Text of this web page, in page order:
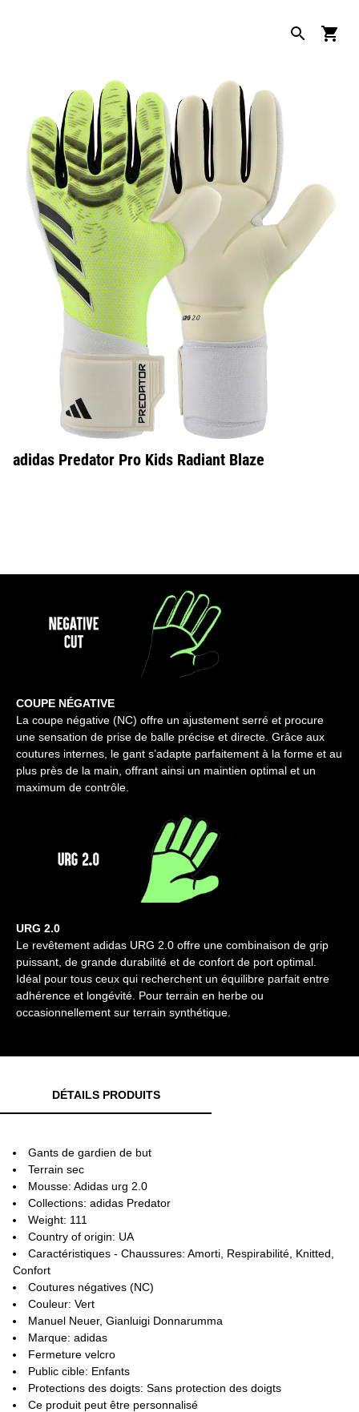
adidas Predator Pro Kids Radiant Blaze
COUPE NÉGATIVE
La coupe négative (NC) offre un ajustement serré et procure
une sensation de prise de balle précise et directe. Grâce aux
coutures internes, le gant s’adapte parfaitement à la forme et au
plus près de la main, offrant ainsi un maintien optimal et un
maximum de contrôle.
URG 2.0
Le revêtement adidas URG 2.0 offre une combinaison de grip
puissant, de grande durabilité et de confort de port optimal.
Idéal pour tous ceux qui recherchent un équilibre parfait entre
adhérence et longévité. Pour terrain en herbe ou
occasionnellement sur terrain synthétique.
DÉTAILS PRODUITS
Gants de gardien de but
Terrain sec
Mousse: Adidas urg 2.0
Collections: adidas Predator
Weight: 111
Country of origin: UA
Caractéristiques - Chaussures: Amorti, Respirabilité, Knitted,
Confort
Coutures négatives (NC)
Couleur: Vert
Manuel Neuer, Gianluigi Donnarumma
Marque: adidas
Fermeture velcro
Public cible: Enfants
Protections des doigts: Sans protection des doigts
Ce produit peut être personnalisé